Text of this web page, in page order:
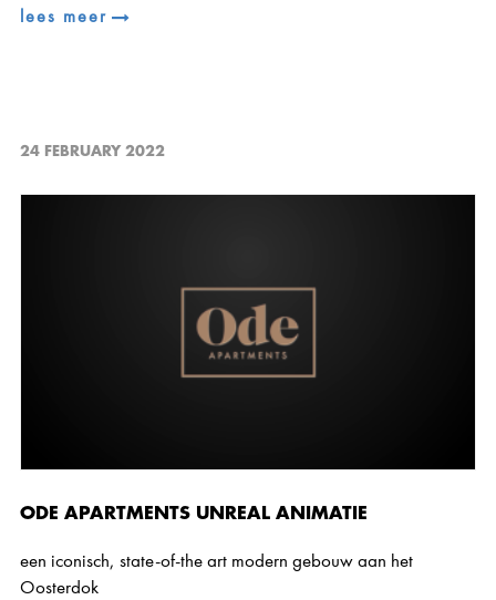
lees meer
24 FEBRUARY 2022
ODE APARTMENTS UNREAL ANIMATIE
een iconisch, state-of-the art modern gebouw aan het
Oosterdok